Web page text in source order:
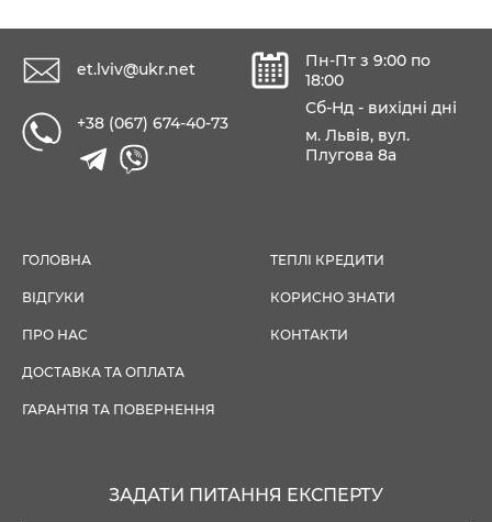
et.lviv@ukr.net
+38 (067) 674-40-73
Пн-Пт з 9:00 по
18:00
Сб-Нд - вихідні дні
м. Львів, вул.
Плугова 8а
ГОЛОВНА
ВІДГУКИ
ПРО НАС
ДОСТАВКА ТА ОПЛАТА
ГАРАНТІЯ ТА ПОВЕРНЕННЯ
ТЕПЛІ КРЕДИТИ
КОРИСНО ЗНАТИ
КОНТАКТИ
ЗАДАТИ ПИТАННЯ ЕКСПЕРТУ